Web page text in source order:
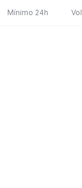
Mínimo 24h